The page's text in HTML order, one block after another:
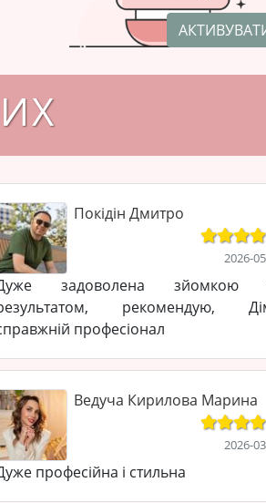
Покідін Дмитро
2026-
задоволена зйомкою
рекомендую,
професіонал
Ведуча Кирилова Марина
2026-
професійна і стильна